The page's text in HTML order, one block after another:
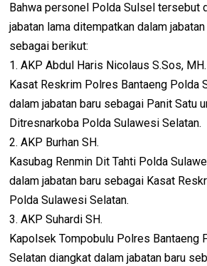
Bahwa personel Polda Sulsel tersebut
jabatan lama ditempatkan dalam
sebagai berikut:
1. AKP Abdul Haris Nicolaus S.Sos, MH.
Kasat Reskrim Polres Bantaeng Polda
dalam jabatan baru sebagai Panit Satu
Ditresnarkoba Polda Sulawesi Selatan.
2. AKP Burhan SH.
Kasubag Renmin Dit Tahti Polda
dalam jabatan baru sebagai Kasat
Polda Sulawesi Selatan.
3. AKP Suhardi SH.
Kapolsek Tompobulu Polres Bantaeng
Selatan diangkat dalam jabatan baru